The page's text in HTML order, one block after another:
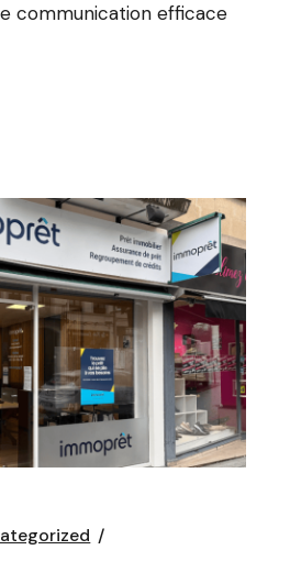
communication efficace